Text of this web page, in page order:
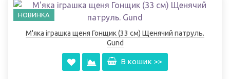
НОВИНКА
М'яка іграшка щеня Гонщик (33 см) Щенячий патруль.
Gund
В кошик >>